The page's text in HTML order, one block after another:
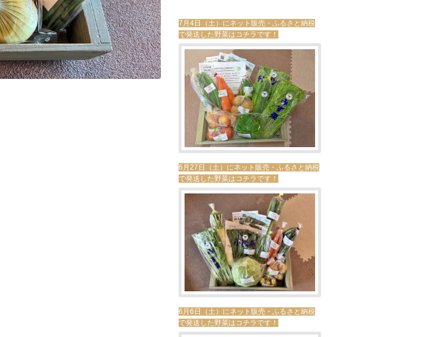
7月4日（土）にネット販売・ふるさと納税
で発送した野菜はコチラです！
6月27日（土）にネット販売・ふるさと納税
で発送した野菜はコチラです！
6月6日（土）にネット販売・ふるさと納税
で発送した野菜はコチラです！